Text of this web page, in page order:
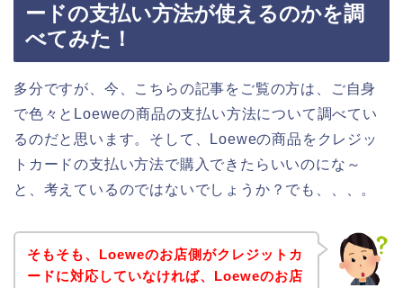
ードの支払い方法が使えるのかを調
べてみた！
多分ですが、今、こちらの記事をご覧の方は、ご自身
で色々とLoeweの商品の支払い方法について調べてい
るのだと思います。そして、Loeweの商品をクレジッ
トカードの支払い方法で購入できたらいいのにな～
と、考えているのではないでしょうか？でも、、、。
そもそも、Loeweのお店側がクレジットカ
ードに対応していなければ、Loeweのお店